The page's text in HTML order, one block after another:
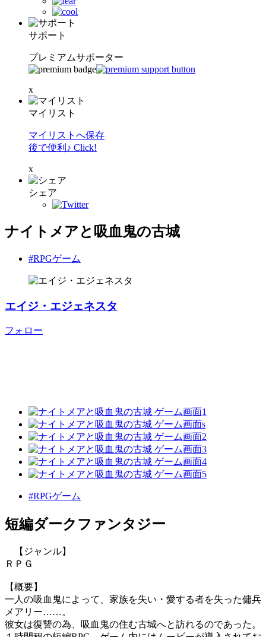
サポート
プレミアムサポーター
x
マイリスト
マイリストへ保存
後で便利♪ Click!
x
シェア
ナイトメアと吸血鬼の古城
#RPGゲーム
エイジ・エジェネスタ
フォロー
#RPGゲーム
短編ダークファンタジー
【ジャンル】
ＲＰＧ
【概要】
一人の吸血鬼によって、家族を失い・愛する者を失った傭兵
メアリー……。
彼女は復讐の為、吸血鬼の住む古城へと訪れるのであった。